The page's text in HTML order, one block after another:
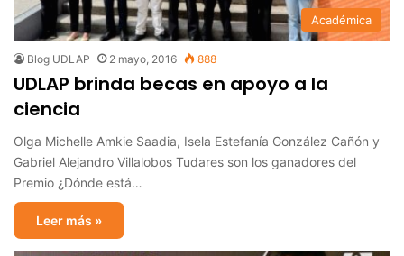
Académica
Blog UDLAP 2 mayo, 2016 888
UDLAP brinda becas en apoyo a la
ciencia
Olga Michelle Amkie Saadia, Isela Estefanía González Cañón y
Gabriel Alejandro Villalobos Tudares son los ganadores del
Premio ¿Dónde está…
Leer más »